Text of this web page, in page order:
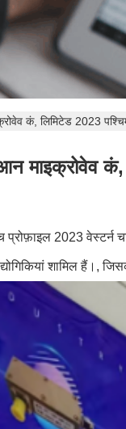
कं, लिमिटेड 2023 पश्चिमी
माइक्रोवेव कं,
2023 वेस्टर्न
शामिल हैं।,